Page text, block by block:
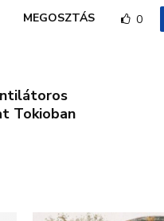
MEGOSZTÁS 0
Tokioban